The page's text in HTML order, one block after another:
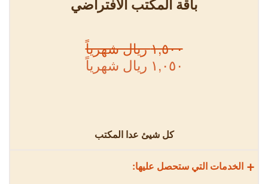
١,٥٠٠ ريال شهرياً
١,٠٥٠ ريال شهرياً
كل شيئ عدا المكتب
الخدمات التي ستحصل عليها: +